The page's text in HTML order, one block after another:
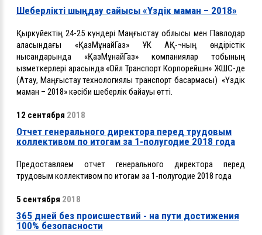
Шеберлікті шыңдау сайысы «Үздік маман – 2018»
Қыркүйектің 24-25 күндері Маңғыстау облысы мен Павлодар
қаласындағы «ҚазМұнайГаз» ҰК АҚ-¬ның өндірістік
нысандарында «ҚазМұнайГаз» компаниялар тобының
қызметкерлері арасында «Ойл Транспорт Корпорейшн» ЖШС-де
(Ақтау, Маңғыстау технологиялық транспорт басқармасы) «Үздік
маман – 2018» кәсіби шеберлік байқауы өтті.
12 сентября 2018
Отчет генерального директора перед трудовым
коллективом по итогам за 1-полугодие 2018 года
Предоставляем отчет генерального директора перед
трудовым коллективом по итогам за 1-полугодие 2018 года
5 сентября 2018
365 дней без происшествий - на пути достижения
100% безопасности